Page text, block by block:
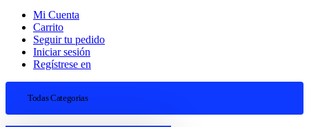
Mi Cuenta
Carrito
Seguir tu pedido
Iniciar sesión
Regístrese en
Todas Categorias